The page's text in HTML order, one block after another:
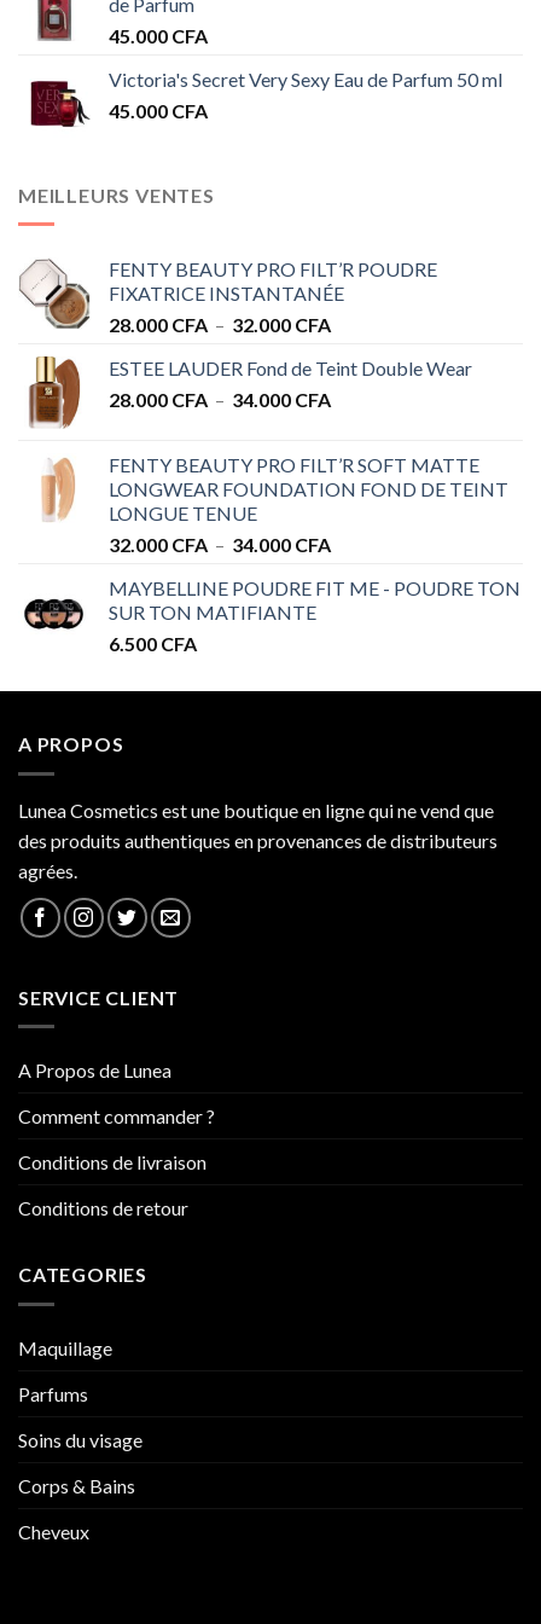
45.000 CFA
Victoria's Secret Very Sexy Eau de Parfum 50 ml
45.000 CFA
MEILLEURS VENTES
FENTY BEAUTY PRO FILT’R POUDRE
FIXATRICE INSTANTANÉE
28.000 CFA – 32.000 CFAPlage
prix :
28.000 CFA
ESTEE LAUDER Fond de Teint Double Wear
28.000 CFA – 34.000 CFAPlage
28.000 CFA
à
FENTY BEAUTY PRO FILT’R SOFT MATTE
LONGWEAR FOUNDATION FOND DE TEINT
LONGUE TENUE
32.000 CFA – 34.000 CFAPlage
prix :
MAYBELLINE POUDRE FIT ME - POUDRE TON
SUR TON MATIFIANTE
6.500 CFA
A PROPOS
Lunea Cosmetics est une boutique en ligne qui ne vend que
des produits authentiques en provenances de distributeurs
agrées.
SERVICE CLIENT
A Propos de Lunea
Comment commander ?
Conditions de livraison
Conditions de retour
CATEGORIES
Maquillage
Parfums
Soins du visage
Corps & Bains
Cheveux